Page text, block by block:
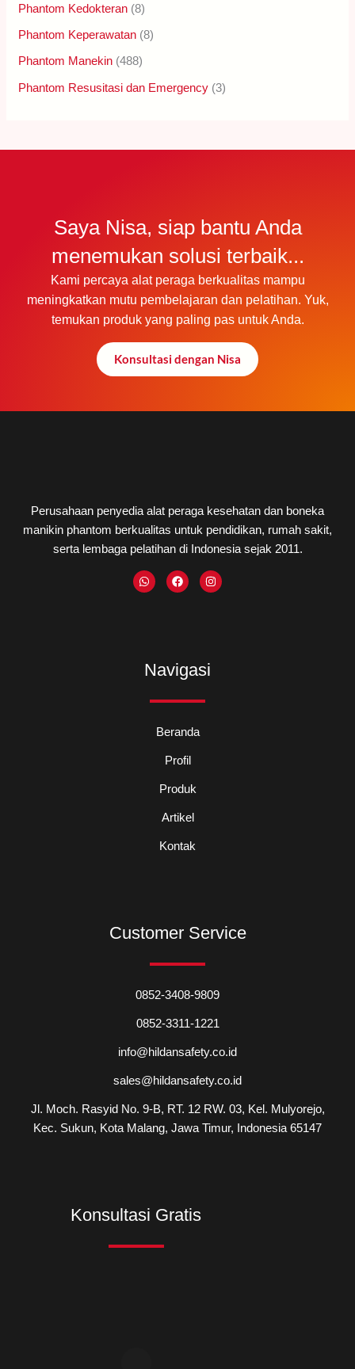
Phantom Kedokteran (8)
Phantom Keperawatan (8)
Phantom Manekin (488)
Phantom Resusitasi dan Emergency (3)
Saya Nisa, siap bantu Anda
menemukan solusi terbaik...
Kami percaya alat peraga berkualitas mampu
meningkatkan mutu pembelajaran dan pelatihan. Yuk,
temukan produk yang paling pas untuk Anda.
Konsultasi dengan Nisa
Perusahaan penyedia alat peraga kesehatan dan boneka
manikin phantom berkualitas untuk pendidikan, rumah sakit,
serta lembaga pelatihan di Indonesia sejak 2011.
W
h
F
a
I
n
m
Navigasi
Beranda
Profil
Produk
Artikel
Kontak
Customer Service
0852-3408-9809
0852-3311-1221
info@hildansafety.co.id
sales@hildansafety.co.id
Jl. Moch. Rasyid No. 9-B, RT. 12 RW. 03, Kel. Mulyorejo,
Kec. Sukun, Kota Malang, Jawa Timur, Indonesia 65147
Konsultasi Gratis